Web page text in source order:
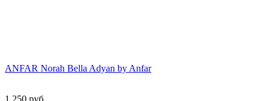
ANFAR Norah Bella Adyan by Anfar
1 250 руб.